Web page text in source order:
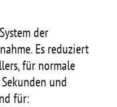
der
Es reduziert
für normale
und
für: